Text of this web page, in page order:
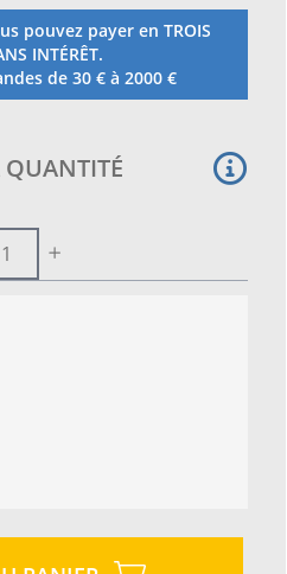
pouvez payer en TROIS
INTÉRÊT.
de 30 € à 2000 €